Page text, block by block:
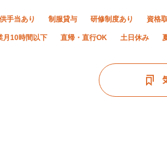
手当あり 制服貸与 研修制度あり 資格
月10時間以下 直帰・直行OK 土日休み